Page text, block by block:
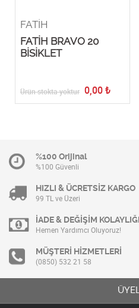
FATİH
FATİH BRAVO 20
BİSİKLET
Ürün stokta yoktur 0,00 ₺
%100 Orijinal
%100 Güvenli
HIZLI & ÜCRETSİZ KARGO
99 TL ve Üzeri
İADE & DEĞİŞİM KOLAYLIĞI
Hemen Yardımcı Oluyoruz!
MÜŞTERİ HİZMETLERİ
(0850) 532 21 58